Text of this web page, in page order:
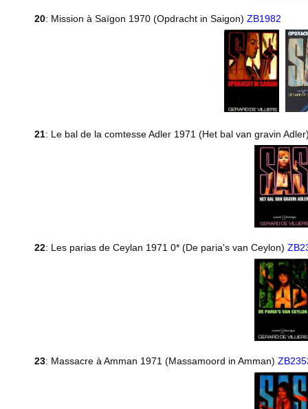
20: Mission à Saïgon 1970 (Opdracht in Saigon) ZB1982
21: Le bal de la comtesse Adler 1971 (Het bal van gravin
22: Les parias de Ceylan 1971 0* (De paria's van Ceylon)
23: Massacre à Amman 1971 (Massamoord in Amman)